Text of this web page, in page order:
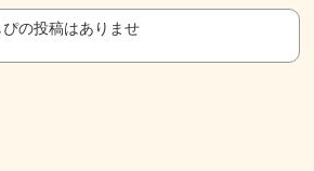
ぴの投稿はありませ